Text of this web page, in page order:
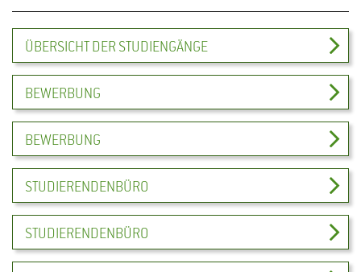
ÜBERSICHT DER STUDIENGÄNGE
BEWERBUNG
BEWERBUNG
STUDIERENDENBÜRO
STUDIERENDENBÜRO